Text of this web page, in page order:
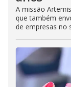
A missão
que também
de empresas no